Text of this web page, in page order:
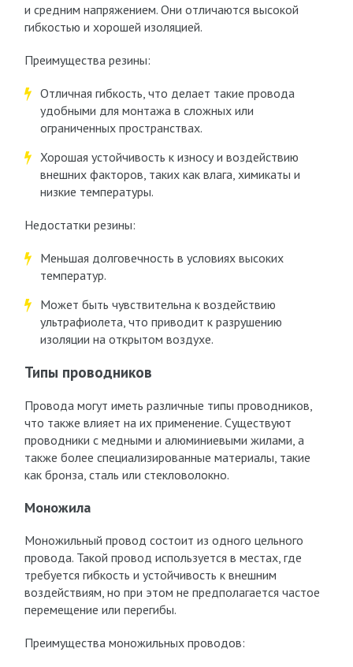
и средним напряжением. Они отличаются высокой
гибкостью и хорошей изоляцией.
Преимущества резины:
Отличная гибкость, что делает такие провода
удобными для монтажа в сложных или
ограниченных пространствах.
Хорошая устойчивость к износу и воздействию
внешних факторов, таких как влага, химикаты и
низкие температуры.
Недостатки резины:
Меньшая долговечность в условиях высоких
температур.
Может быть чувствительна к воздействию
ультрафиолета, что приводит к разрушению
изоляции на открытом воздухе.
Типы проводников
Провода могут иметь различные типы проводников,
что также влияет на их применение. Существуют
проводники с медными и алюминиевыми жилами, а
также более специализированные материалы, такие
как бронза, сталь или стекловолокно.
Моножила
Моножильный провод состоит из одного цельного
провода. Такой провод используется в местах, где
требуется гибкость и устойчивость к внешним
воздействиям, но при этом не предполагается частое
перемещение или перегибы.
Преимущества моножильных проводов: